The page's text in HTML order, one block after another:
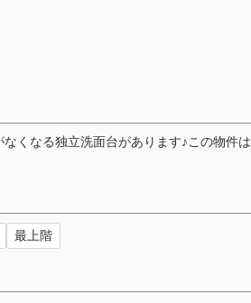
くなる独立洗面台があります♪この物件
最上階